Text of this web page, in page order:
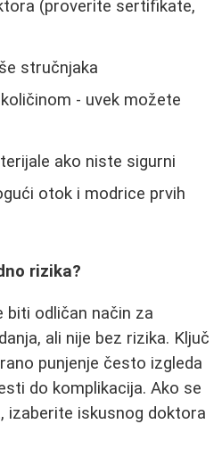
(proverite sertifikate,
stručnjaka
- uvek možete
ako niste sigurni
otok i modrice prvih
rizika?
biti odličan način za
ali nije bez rizika. Ključ
punjenje često izgleda
do komplikacija. Ako se
izaberite iskusnog doktora